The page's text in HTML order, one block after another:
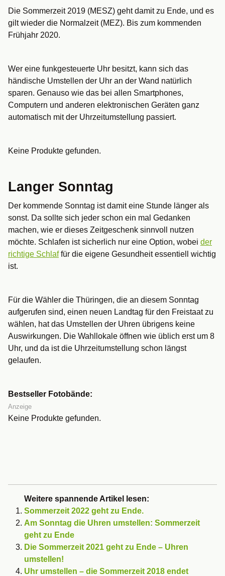
Die Sommerzeit 2019 (MESZ) geht damit zu Ende, und es
gilt wieder die Normalzeit (MEZ). Bis zum kommenden
Frühjahr 2020.
Wer eine funkgesteuerte Uhr besitzt, kann sich das
händische Umstellen der Uhr an der Wand natürlich
sparen. Genauso wie das bei allen Smartphones,
Computern und anderen elektronischen Geräten ganz
automatisch mit der Uhrzeitumstellung passiert.
Keine Produkte gefunden.
Langer Sonntag
Der kommende Sonntag ist damit eine Stunde länger als
sonst. Da sollte sich jeder schon ein mal Gedanken
machen, wie er dieses Zeitgeschenk sinnvoll nutzen
möchte. Schlafen ist sicherlich nur eine Option, wobei der
richtige Schlaffür die eigene Gesundheit essentiell wichtig
ist.
Für die Wähler die Thüringen, die an diesem Sonntag
aufgerufen sind, einen neuen Landtag für den Freistaat zu
wählen, hat das Umstellen der Uhren übrigens keine
Auswirkungen. Die Wahllokale öffnen wie üblich erst um 8
Uhr, und da ist die Uhrzeitumstellung schon längst
gelaufen.
Bestseller Fotobände:
Anzeige
Keine Produkte gefunden.
Weitere spannende Artikel lesen:
Sommerzeit 2022 geht zu Ende.
Am Sonntag die Uhren umstellen: Sommerzeit
geht zu Ende
Die Sommerzeit 2021 geht zu Ende – Uhren
umstellen!
Uhr umstellen – die Sommerzeit 2018 endet